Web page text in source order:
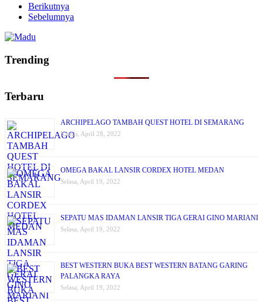
Berikutnya
Sebelumnya
Trending
Terbaru
ARCHIPELAGO TAMBAH QUEST HOTEL DI SEMARANG
Kamis, April 28, 2022
OMEGA BAKAL LANSIR CORDEX HOTEL MEDAN
Selasa, April 19, 2022
SEPATU MAS IDAMAN LANSIR TIGA GERAI GINO MARIANI
Selasa, April 19, 2022
BEST WESTERN BUKA BEST WESTERN BATANG GARING
PALANGKA RAYA
Selasa, April 19, 2022